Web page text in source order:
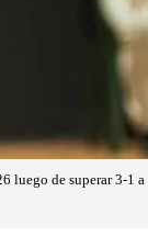
luego de superar 3-1 a